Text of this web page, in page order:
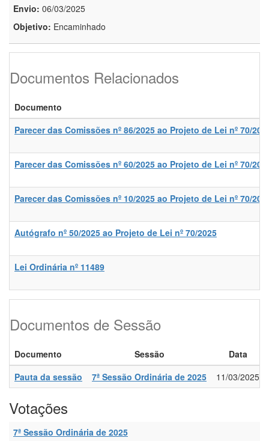
Envio: 06/03/2025
Objetivo: Encaminhado
Documentos Relacionados
Documento
Parecer das Comissões nº 86/2025 ao Projeto de Lei nº 70/
Parecer das Comissões nº 60/2025 ao Projeto de Lei nº 70/
Parecer das Comissões nº 10/2025 ao Projeto de Lei nº 70/
Autógrafo nº 50/2025 ao Projeto de Lei nº 70/2025
Lei Ordinária nº 11489
Documentos de Sessão
Documento Sessão
Data
Pauta da sessão
7ª Sessão Ordinária de 2025 11/03/2025
Votações
7ª Sessão Ordinária de 2025